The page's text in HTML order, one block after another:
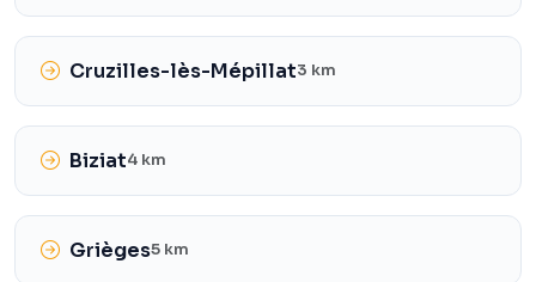
Cruzilles-lès-Mépillat3 km
Biziat4 km
Grièges5 km